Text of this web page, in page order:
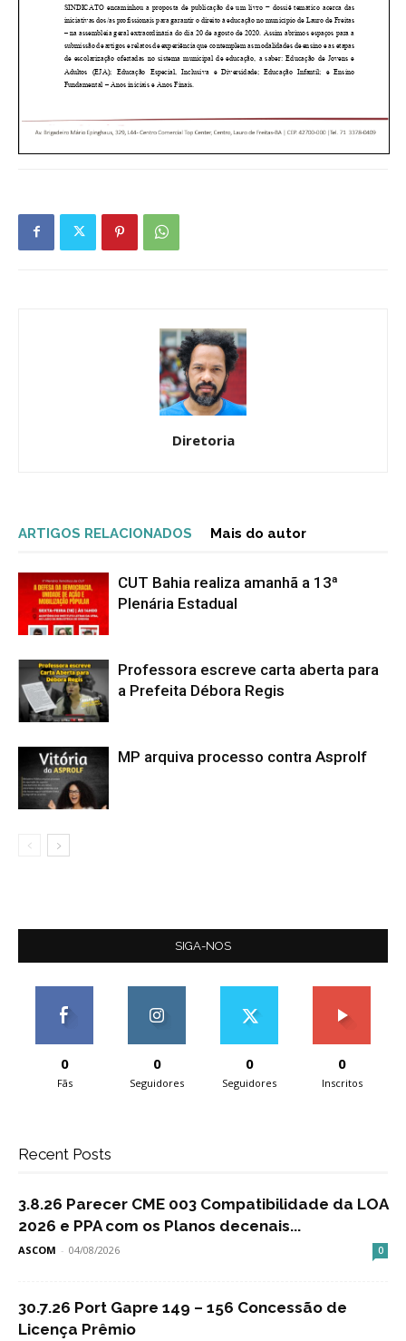
Diretoria
ARTIGOS RELACIONADOS Mais do autor
CUT Bahia realiza amanhã a 13ª
Plenária Estadual
Professora escreve carta aberta para
a Prefeita Débora Regis
MP arquiva processo contra Asprolf
SIGA-NOS
0
Fãs
0
Seguidores
0
Seguidores
0
Inscritos
Recent Posts
3.8.26 Parecer CME 003 Compatibilidade da LOA
2026 e PPA com os Planos decenais...
ASCOM - 04/08/2026 0
30.7.26 Port Gapre 149 – 156 Concessão de
Licença Prêmio